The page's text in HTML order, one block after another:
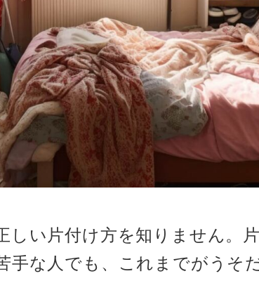
しい片付け方を知りません。
手な人でも、これまでがうそ